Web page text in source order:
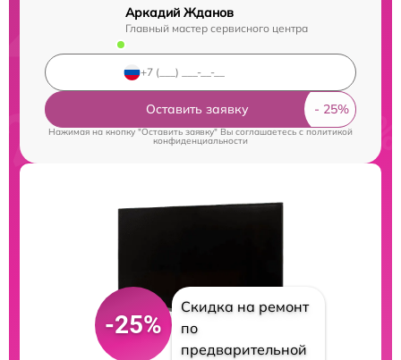
Аркадий Жданов
Главный мастер сервисного центра
Оставить заявку
Нажимая на кнопку "Оставить заявку" Вы соглашаетесь cполитикой
конфиденциальности
-25%
Скидка на ремонт
по
предварительной